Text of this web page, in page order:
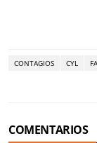
CONTAGIOS CYL
COMENTARIOS